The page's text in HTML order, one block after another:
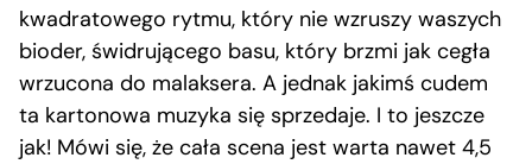
kwadratowego rytmu, który nie wzruszy waszych
bioder, świdrującego basu, który brzmi jak cegła
wrzucona do malaksera. A jednak jakimś cudem
ta kartonowa muzyka się sprzedaje. I to jeszcze
jak! Mówi się, że cała scena jest warta nawet 4,5